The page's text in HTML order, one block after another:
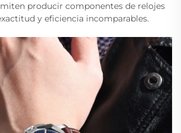
producir componentes de relojes
y eficiencia incomparables.